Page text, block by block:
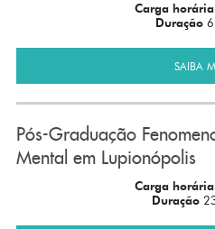
Carga horária
Duração
SAIBA
Pós-Graduação
Mental em Lupionópolis
Carga horária
Duração